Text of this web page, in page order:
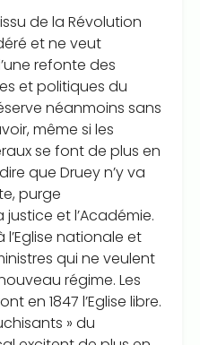
de la Révolution
et ne veut
refonte des
et politiques du
néanmoins sans
même si les
se font de plus en
que Druey n’y va
purge
justice et l’Académie.
l’Eglise nationale et
qui ne veulent
régime. Les
en 1847 l’Eglise libre.
» du